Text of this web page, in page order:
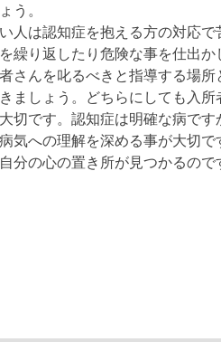
う。
人は認知症を抱える方の対応
繰り返したり危険な事を仕出
さんを叱るべきと指導する場
ましょう。どちらにしても入
切です。認知症は明確な病で
気への理解を深める事が大切
分の心の置き所が見つかるので